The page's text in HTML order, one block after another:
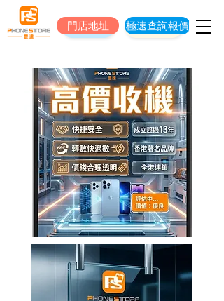
立即預約維修
門店地址
門店地址 極速查詢報價